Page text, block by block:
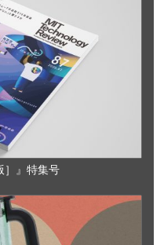
］』特集号